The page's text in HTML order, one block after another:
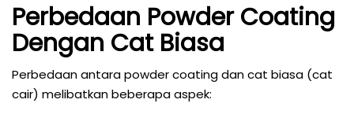
Perbedaan Powder Coating
Dengan Cat Biasa
Perbedaan antara powder coating dan cat biasa (cat
cair) melibatkan beberapa aspek: